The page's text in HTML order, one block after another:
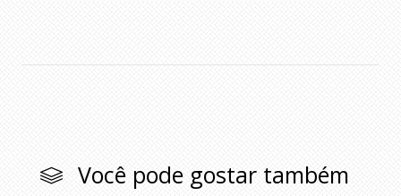
Você pode gostar também